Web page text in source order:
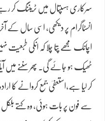
سرکاری ہسپتال میں ٹریننگ کر
انسٹاگرام پر دیکھی، اسی سال کے
اچانک مجھے پتا چلا کہ انکی
ٹھیک ہو جائے گی۔ پھر سننے میں
کر لیا ہے،استعفیٰ جمع کروانے کا
سے فون پر بات ہوئی، وہ کہتے بلکل